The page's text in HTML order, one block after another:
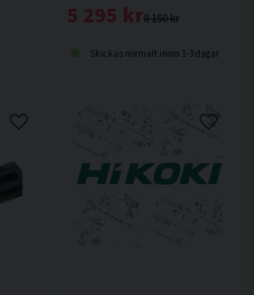
8 150 kr
5 295 kr
Skickas normalt inom 1-3 dagar